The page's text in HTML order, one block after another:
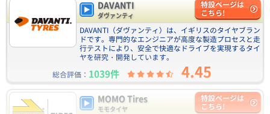
DAVANTI
ダヴァンティ
DAVANTI（ダヴァンティ）は、イギリスのタイヤブラン
ドです。専門的なエンジニアが高度な製造プロセスと走
行テストにより、安全で快適なドライブを実現するタイ
ヤを研究・開発しています。
総合評価： 1039件 4.45
特設ページは
こちら!
MOMO Tires
モモタイヤ
特設ページは
こちら!
4.52点(19件)
7,060円
CEAT EcoDrive 195/65R15 91H
4.53点 (83件)
5,030円
DUNLOP DIREZZA DZ102 235/40R18 91W
交換して100Kほどで晴れの日にしか乗れていませんが、静粛性/乗り心地に
満足です。 同一ブランドの同じ銘柄の国内向けに比べ半額以下の価格で、
この性能なら問題ありません。 XL規格が必要ない人なら全然ありだと思い
ます。
(5.00点)hik*******さん
Verthandi VM-S27 15x6.0 45 114.3x5 MGR
安価でデザインも気に入りました。
(4.07点)ae8*******さん